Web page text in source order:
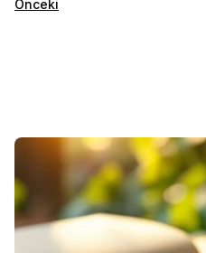
Önceki